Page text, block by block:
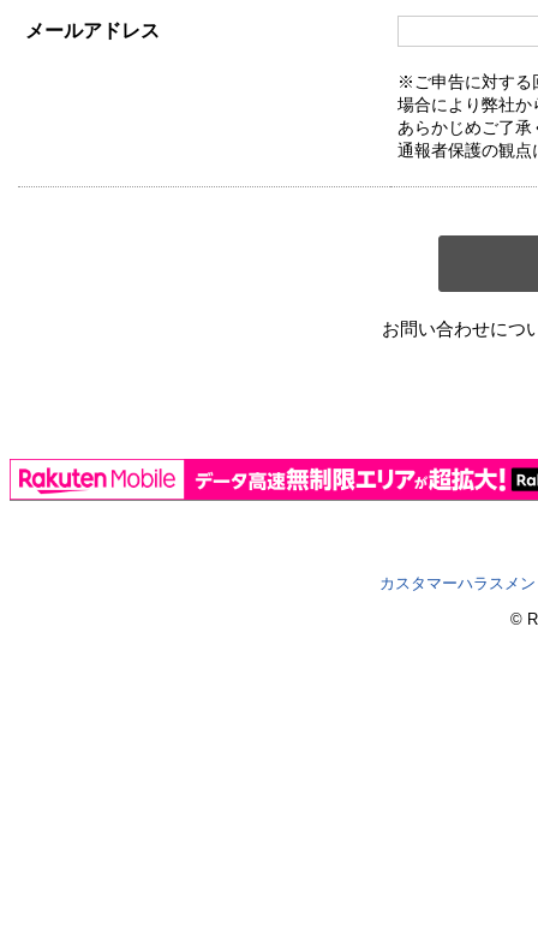
メールアドレス
※ご申告に対する
場合により弊社か
あらかじめご了承
通報者保護の観点
お問い合わせにつ
カスタマーハラスメ
©